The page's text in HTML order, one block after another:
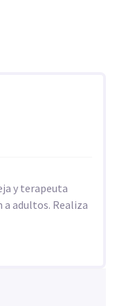
y terapeuta
adultos. Realiza